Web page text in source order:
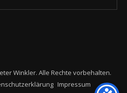
Winkler. Alle Rechte vorbehalten.
Impressum